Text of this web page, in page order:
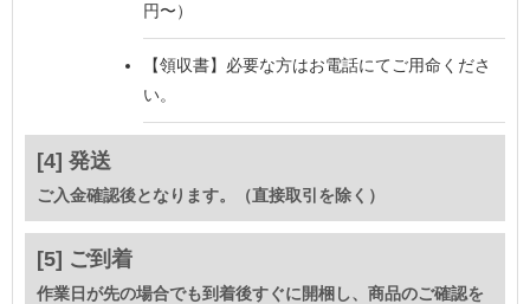
円〜）
【領収書】 必要な方はお電話にてご用命くださ
い。
[4] 発送
ご入金確認後となります。（直接取引を除く）
[5] ご到着
作業日が先の場合でも到着後すぐに開梱し、商品のご確認を